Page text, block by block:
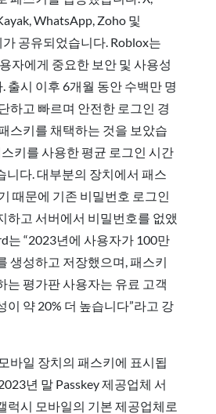
WhatsApp, Zoho 및
공유되었습니다. Roblox는
자에게 중요한 보안 및 사용성
출시 이후 6개월 동안 수백만 명
하고 빠르며 안전한 로그인 경
스키를 채택하는 것을 보았습
스키를 사용한 평균 로그인 시간
니다. 대부분의 장치에서 패스
때문에 기존 비밀번호 로그인
하고 서버에서 비밀번호를 없앴
는 “2023년에 사용자가 100만
생성하고 저장했으며, 패스키
는 평가판 사용자는 유료 고객
이 약 20% 더 높습니다”라고 강
바일 장치의 패스키에 표시됩
년 말 Passkey 제공업체 서
럭시 모바일의 기본 제공업체로